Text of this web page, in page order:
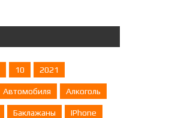
10 2021
Автомобиля Алкоголь
Баклажаны IPhone